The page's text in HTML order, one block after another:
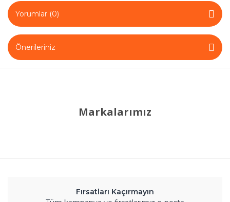
Yorumlar (0)
Önerileriniz
Markalarımız
Fırsatları Kaçırmayın